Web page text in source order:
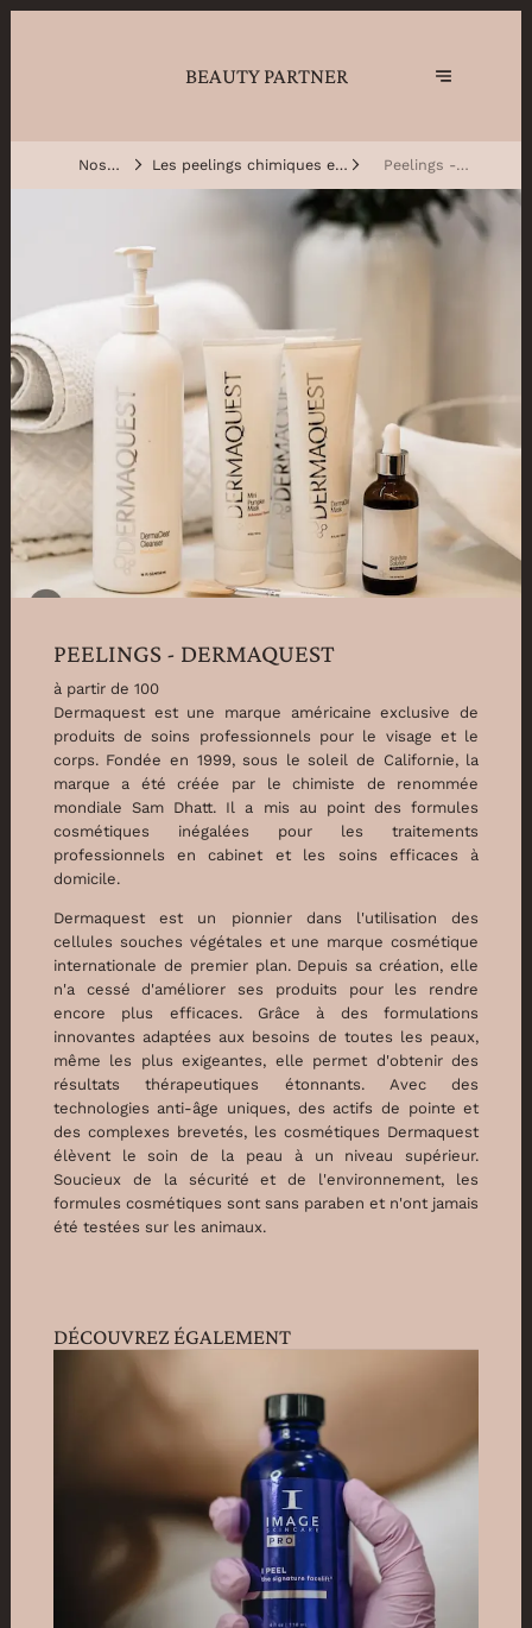
BEAUTY PARTNER
Nos
Les peelings chimiques et
enzymatiques
Peelings -
Dermaquest
PEELINGS - DERMAQUEST
à partir de 100
Dermaquest est une marque américaine exclusive de
produits de soins professionnels pour le visage et le
corps. Fondée en 1999, sous le soleil de Californie, la
marque a été créée par le chimiste de renommée
mondiale Sam Dhatt. Il a mis au point des formules
cosmétiques inégalées pour les traitements
professionnels en cabinet et les soins efficaces à
domicile.
Dermaquest est un pionnier dans l'utilisation des
cellules souches végétales et une marque cosmétique
internationale de premier plan. Depuis sa création, elle
n'a cessé d'améliorer ses produits pour les rendre
encore plus efficaces. Grâce à des formulations
innovantes adaptées aux besoins de toutes les peaux,
même les plus exigeantes, elle permet d'obtenir des
résultats thérapeutiques étonnants. Avec des
technologies anti-âge uniques, des actifs de pointe et
des complexes brevetés, les cosmétiques Dermaquest
élèvent le soin de la peau à un niveau supérieur.
Soucieux de la sécurité et de l'environnement, les
formules cosmétiques sont sans paraben et n'ont jamais
été testées sur les animaux.
DÉCOUVREZ ÉGALEMENT